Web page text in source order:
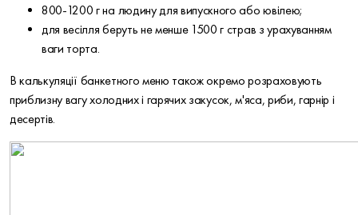
800-1200 г на людину для випускного або ювілею;
для весілля беруть не менше 1500 г страв з урахуванням
ваги торта.
В калькуляції банкетного меню також окремо розраховують
приблизну вагу холодних і гарячих закусок, м'яса, риби, гарнір і
десертів.